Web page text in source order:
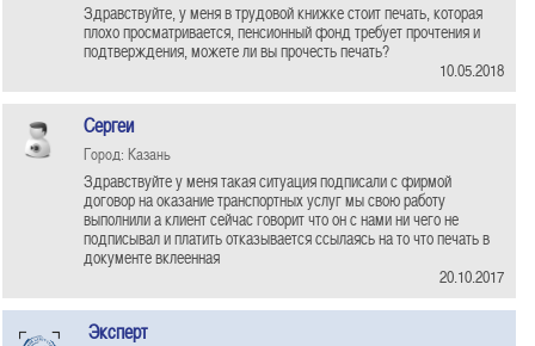
Здравствуйте, у меня в трудовой книжке стоит печать, которая
плохо просматривается, пенсионный фонд требует прочтения и
подтверждения, можете ли вы прочесть печать?
10.05.2018
Сергеи
Город: Казань
Здравствуйте у меня такая ситуация подписали с фирмой
договор на оказание транспортных услуг мы свою работу
выполнили а клиент сейчас говорит что он с нами ни чего не
подписывал и платить отказывается ссылаясь на то что печать в
документе вклеенная
20.10.2017
Эксперт